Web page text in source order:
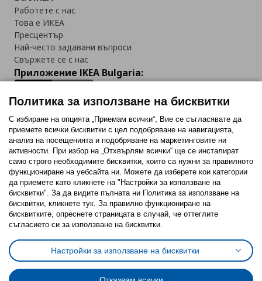
Работете с нас
Това е ИКЕА
Пресцентър
Най-често задавани въпроси
Свържете се с нас
Приложение IKEA Bulgaria:
Последвайте ни:
FacebookTwitterYoutubePinterestInstagram
Политика за използване на бисквитки (Cookies)
Избор на настройки за използване на бисквитки
Условия за ползване на ikea.bgОбща политика за личните данни
Политика за защита на личните данни на ikea.bg
Общи условия на програма IKEA Family
Политика за използване на бисквитки
С избиране на опцията „Приемам всички“, Вие се съгласявате да
приемете всички бисквитки с цел подобряване на навигацията,
анализ на посещенията и подобряване на маркетинговите ни
активности. При избор на „Отхвърлям всички“ ще се инсталират
само строго необходимитe бисквитки, които са нужни за правилното
функциониране на уебсайта ни. Можете да изберете кои категории
да приемете като кликнете на "Настройки за използване на
бисквитки". За да видите пълната ни Политика за използване на
бисквитки, кликнете тук. За правилно функциониране на
бисквитките, опреснете страницата в случай, че оттеглите
съгласието си за използване на бисквитки.
Настройки за използване на бисквитки